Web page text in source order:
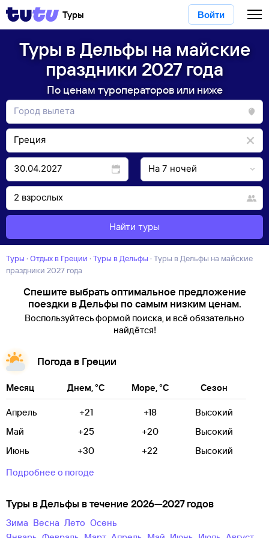
Туры Войти
Туры в Дельфы на майские
праздники 2027 года
По ценам туроператоров или ниже
Найти туры
Туры · Отдых в Греции · Туры в Дельфы · Туры в Дельфы на майские
праздники 2027 года
Спешите выбрать оптимальное предложение
поездки в Дельфы по самым низким ценам.
Воспользуйтесь формой поиска, и всё обязательно
найдётся!
Погода в Греции
Месяц Днем, °C Море, °C Сезон
Апрель +21 +18
Высокий
Май
+25 +20
Высокий
Июнь
+30 +22
Высокий
Подробнее о погоде
Туры в Дельфы в течение 2026—2027 годов
зима весна лето
осень